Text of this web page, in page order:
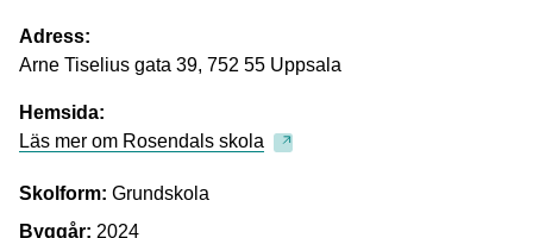
Adress:
Arne Tiselius gata 39, 752 55 Uppsala
Hemsida:
Läs mer om Rosendals skola
Skolform: Grundskola
Byggår: 2024